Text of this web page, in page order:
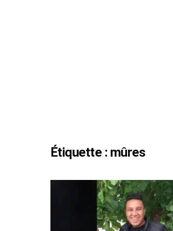
Étiquette : mûres